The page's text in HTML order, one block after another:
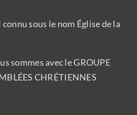
sous le nom Église de la
sommes avec le GROUPE
CHRÉTIENNES